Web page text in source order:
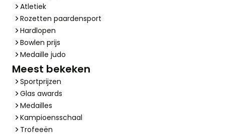
Atletiek
Rozetten paardensport
Hardlopen
Bowlen prijs
Medaille judo
Meest bekeken
Sportprijzen
Glas awards
Medailles
Kampioensschaal
Trofeeën